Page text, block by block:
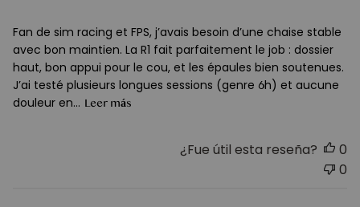
Fan de sim racing et FPS, j’avais besoin d’une chaise stable
avec bon maintien. La R1 fait parfaitement le job : dossier
haut, bon appui pour le cou, et les épaules bien soutenues.
J’ai testé plusieurs longues sessions (genre 6h) et aucune
douleur en... Leer más
¿Fue útil esta reseña?
0
0